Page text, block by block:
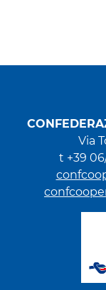
Via
t +39